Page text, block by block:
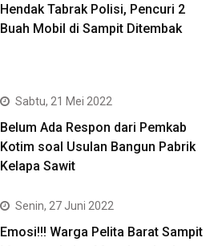
Hendak Tabrak Polisi, Pencuri 2
Buah Mobil di Sampit Ditembak
Sabtu, 21 Mei 2022
Belum Ada Respon dari Pemkab
Kotim soal Usulan Bangun Pabrik
Kelapa Sawit
Senin, 27 Juni 2022
Emosi!!! Warga Pelita Barat Sampit